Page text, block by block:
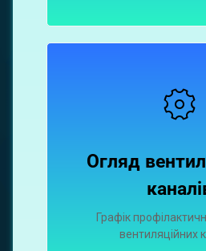
Огляд
Графiк
вентиляцiйних